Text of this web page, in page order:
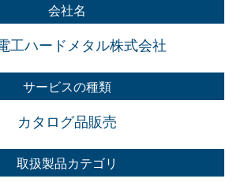
会社名
工ハードメタル株式会社
サービスの種類
カタログ品販売
取扱製品カテゴリ